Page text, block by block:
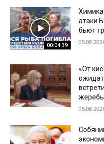
00:04:39
атаки
бьют
«От